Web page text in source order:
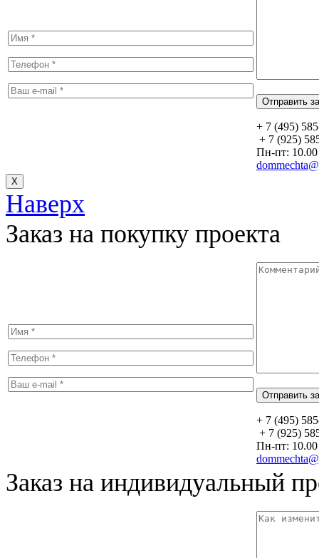
+ 7 (495)
+ 7 (925)
Пн-пт: 10.00
Х
Наверх
Заказ на покупку проекта
+ 7 (495)
+ 7 (925)
Пн-пт: 10.00
Заказ на индивидуальный